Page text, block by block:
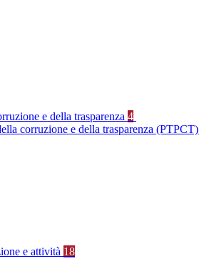
e della trasparenza 4
corruzione e della trasparenza (PTPCT)
e attività 18